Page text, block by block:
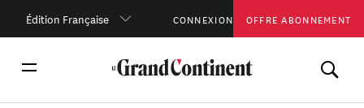
Édition Française CONNEXION OFFRE ABONNEMENT